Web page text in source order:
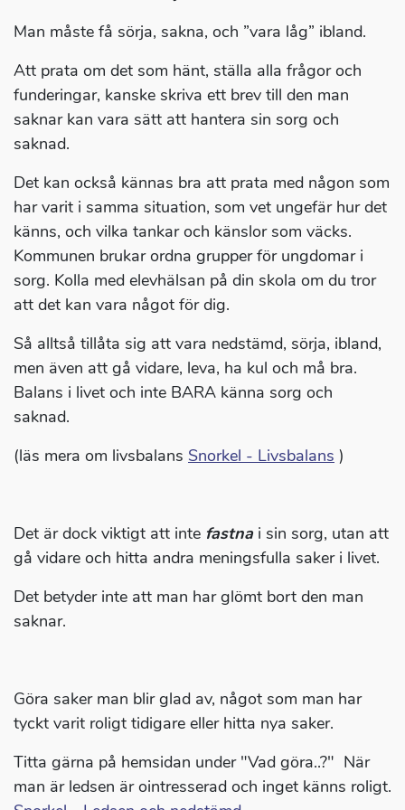
Man måste få sörja, sakna, och ”vara låg” ibland.
Att prata om det som hänt, ställa alla frågor och
funderingar, kanske skriva ett brev till den man
saknar kan vara sätt att hantera sin sorg och
saknad.
Det kan också kännas bra att prata med någon som
har varit i samma situation, som vet ungefär hur det
känns, och vilka tankar och känslor som väcks.
Kommunen brukar ordna grupper för ungdomar i
sorg. Kolla med elevhälsan på din skola om du tror
att det kan vara något för dig.
Så alltså tillåta sig att vara nedstämd, sörja, ibland,
men även att gå vidare, leva, ha kul och må bra.
Balans i livet och inte BARA känna sorg och
saknad.
(läs mera om livsbalans Snorkel - Livsbalans )
Det är dock viktigt att inte fastnai sin sorg, utan att
gå vidare och hitta andra meningsfulla saker i livet.
Det betyder inte att man har glömt bort den man
saknar.
Göra saker man blir glad av, något som man har
tyckt varit roligt tidigare eller hitta nya saker.
Titta gärna på hemsidan under "Vad göra..?" När
man är ledsen är ointresserad och inget känns roligt.